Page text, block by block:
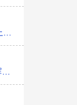
多久
梁思申结婚了吗